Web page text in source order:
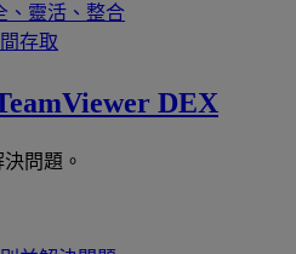
、靈活、整合
存取
DEX
問題。